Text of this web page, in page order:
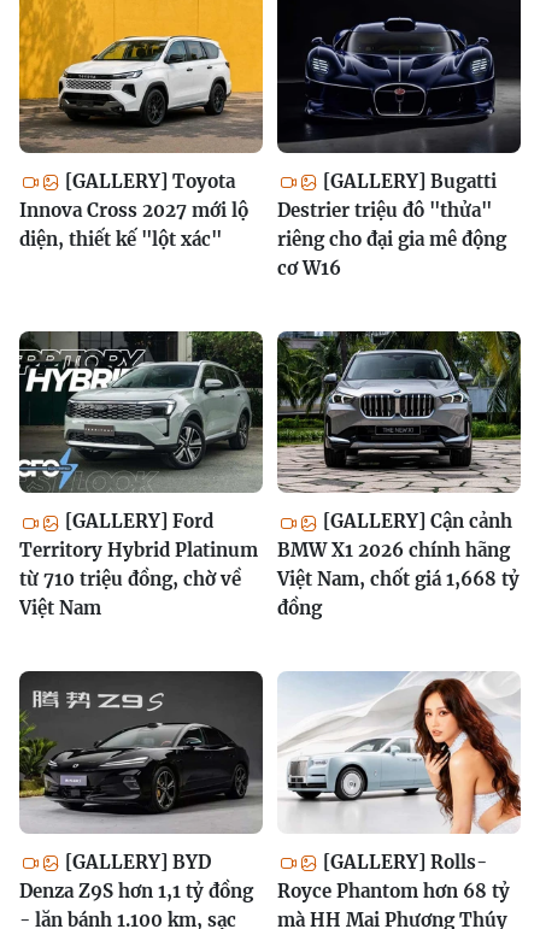
[GALLERY] Toyota
Innova Cross 2027 mới lộ
diện, thiết kế "lột xác"
[GALLERY] Bugatti
Destrier triệu đô "thửa"
riêng cho đại gia mê động
cơ W16
[GALLERY] Ford
Territory Hybrid Platinum
từ 710 triệu đồng, chờ về
Việt Nam
[GALLERY] Cận cảnh
BMW X1 2026 chính hãng
Việt Nam, chốt giá 1,668 tỷ
đồng
[GALLERY] BYD
Denza Z9S hơn 1,1 tỷ đồng
- lăn bánh 1.100 km, sạc
[GALLERY] Rolls-
Royce Phantom hơn 68 tỷ
mà HH Mai Phương Thúy